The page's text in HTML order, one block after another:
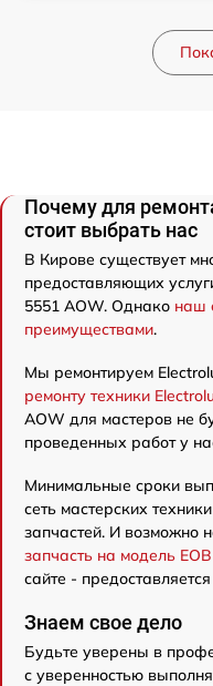
Почему для
стоит выбрать нас
В Кирове существует
предоставляющих
5551 AOW. Однако наш
преимуществами.
Мы ремонтируем
ремонту техники
AOW для мастеров не
проведенных работ у
Минимальные сроки
сеть мастерских
запчастей. И возможно
запчасть на модель
сайте -
Знаем свое дело
Будьте уверены в
с уверенностью